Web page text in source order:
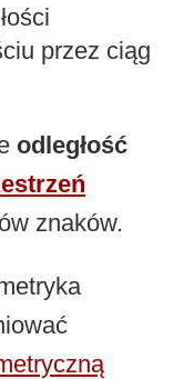
przez ciąg
odległość
znaków.